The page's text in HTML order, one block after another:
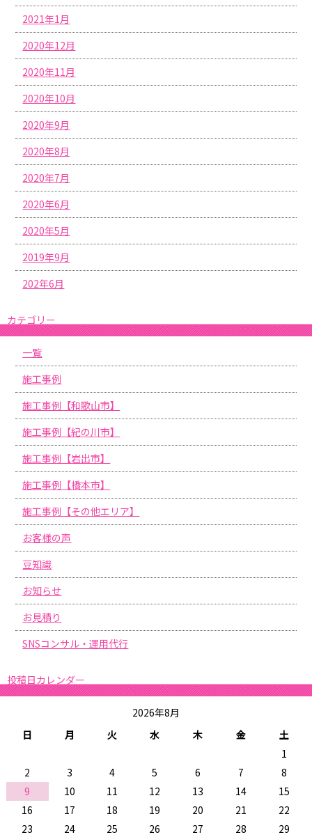
2021年1月
2020年12月
2020年11月
2020年10月
2020年9月
2020年8月
2020年7月
2020年6月
2020年5月
2019年9月
202年6月
カテゴリー
一覧
施工事例
施工事例【和歌山市】
施工事例【紀の川市】
施工事例【岩出市】
施工事例【橋本市】
施工事例【その他エリア】
お客様の声
豆知識
お知らせ
お見積り
SNSコンサル・運用代行
投稿日カレンダー
2026年8月
日
月 火 水 木 金
土
1
2
3 4 5 6 7
8
9
10 11 12 13 14
15
16
17 18 19 20 21
22
23
24 25 26 27 28 29